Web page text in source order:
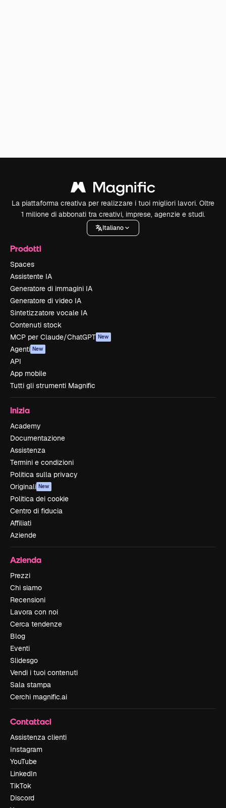
La piattaforma creativa per realizzare i tuoi migliori lavori. Oltre
1 milione di abbonati tra creativi, imprese, agenzie e studi.
Italiano
Prodotti
Spaces
Assistente IA
Generatore di immagini IA
Generatore di video IA
Sintetizzatore vocale IA
Contenuti stock
MCP per Claude/ChatGPT New
Agenti New
API
App mobile
Tutti gli strumenti Magnific
Inizia
Academy
Documentazione
Assistenza
Termini e condizioni
Politica sulla privacy
Originali New
Politica dei cookie
Centro di fiducia
Affiliati
Aziende
Azienda
Prezzi
Chi siamo
Recensioni
Lavora con noi
Cerca tendenze
Blog
Eventi
Slidesgo
Vendi i tuoi contenuti
Sala stampa
Cerchi magnific.ai
Contattaci
Assistenza clienti
Instagram
YouTube
LinkedIn
TikTok
Discord